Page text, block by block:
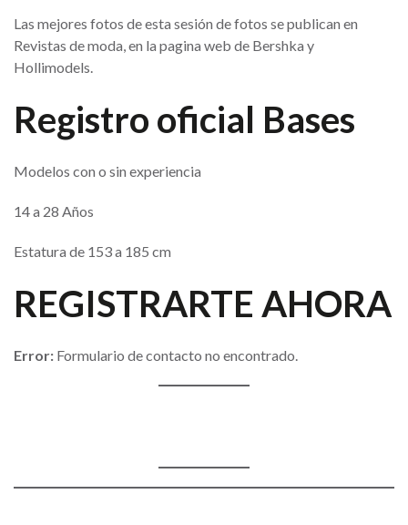
Las mejores fotos de esta sesión de fotos se publican en
Revistas de moda, en la pagina web de Bershka y
Hollimodels.
Registro oficial Bases
Modelos con o sin experiencia
14 a 28 Años
Estatura de 153 a 185 cm
REGISTRARTE AHORA
Error: Formulario de contacto no encontrado.